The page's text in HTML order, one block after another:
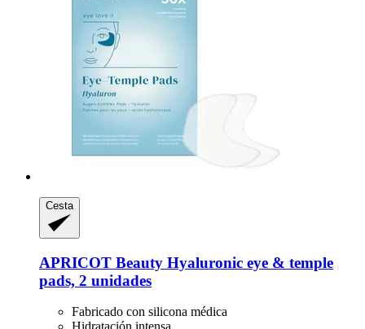
Cesta
APRICOT Beauty Hyaluronic eye & temple
pads, 2 unidades
Fabricado con silicona médica